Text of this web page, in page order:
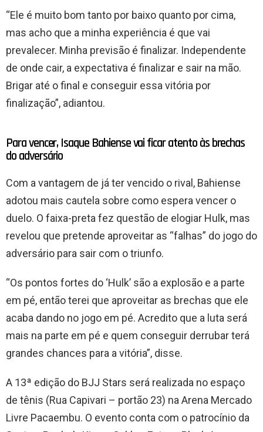
“Ele é muito bom tanto por baixo quanto por cima,
mas acho que a minha experiência é que vai
prevalecer. Minha previsão é finalizar. Independente
de onde cair, a expectativa é finalizar e sair na mão.
Brigar até o final e conseguir essa vitória por
finalização”, adiantou.
Para vencer, Isaque Bahiense vai ficar atento às brechas
do adversário
Com a vantagem de já ter vencido o rival, Bahiense
adotou mais cautela sobre como espera vencer o
duelo. O faixa-preta fez questão de elogiar Hulk, mas
revelou que pretende aproveitar as “falhas” do jogo do
adversário para sair com o triunfo.
“Os pontos fortes do ‘Hulk’ são a explosão e a parte
em pé, então terei que aproveitar as brechas que ele
acaba dando no jogo em pé. Acredito que a luta será
mais na parte em pé e quem conseguir derrubar terá
grandes chances para a vitória”, disse.
A 13ª edição do BJJ Stars será realizada no espaço
de tênis (Rua Capivari – portão 23) na Arena Mercado
Livre Pacaembu. O evento conta com o patrocínio da